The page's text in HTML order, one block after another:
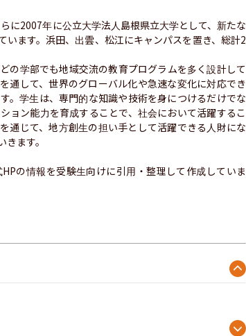
に2007年に公立大学法人島根県立大学として、新たな
います。浜田、出雲、松江にキャンパスを置き、総計2
の学部でも地域交流の教育プログラムを多く設計して
通して、世界のグローバル化や急速な変化に対応でき
。学生は、専門的な知識や技術を身につけるだけでな
ョン能力を育成することで、社会において活躍するこ
通じて、地方創生の担い手として活躍できる人財にな
ます。
の情報を受験生向けに引用・整理して作成していま